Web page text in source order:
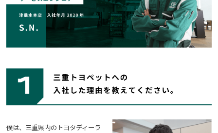
僕は、三重県内のトヨタディーラ